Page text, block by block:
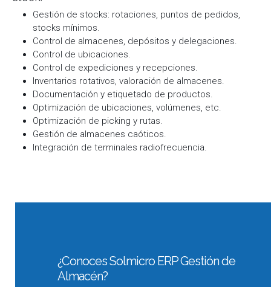
Gestión de stocks: rotaciones, puntos de pedidos,
stocks mínimos.
Control de almacenes, depósitos y delegaciones.
Control de ubicaciones.
Control de expediciones y recepciones.
Inventarios rotativos, valoración de almacenes.
Documentación y etiquetado de productos.
Optimización de ubicaciones, volúmenes, etc.
Optimización de picking y rutas.
Gestión de almacenes caóticos.
Integración de terminales radiofrecuencia.
¿Conoces Solmicro ERP Gestión de
Almacén?